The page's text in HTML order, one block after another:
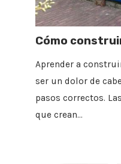
Cómo
Aprender a
ser un dolor de
pasos correctos.
que crean…